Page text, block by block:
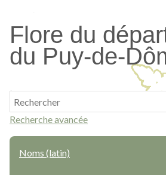
contenu
principal
Flore du
du Puy-de-
Recherche avancée
Noms (latin)